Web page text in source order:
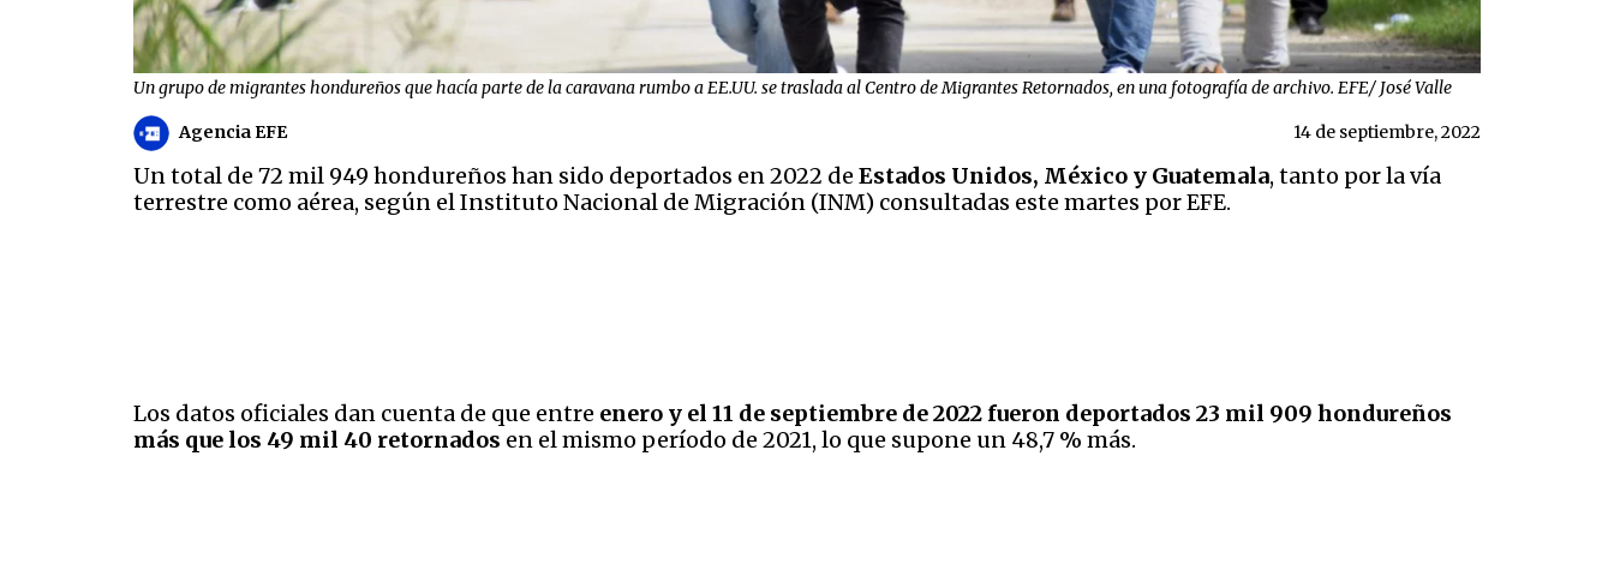
Un grupo de migrantes hondureños que hacía parte de la caravana rumbo a EE.UU. se traslada al Centro de Migrantes Retornados, en una fotografía de archivo. EFE/ José Valle
Agencia EFE 14 de septiembre, 2022
Un total de 72 mil 949 hondureños han sido deportados en 2022 de Estados Unidos, México y Guatemala, tanto por la vía
terrestre como aérea, según el Instituto Nacional de Migración (INM) consultadas este martes por EFE.
Los datos oficiales dan cuenta de que entre enero y el 11 de septiembre de 2022 fueron deportados 23 mil 909 hondureños
más que los 49 mil 40 retornados en el mismo período de 2021, lo que supone un 48,7 % más.